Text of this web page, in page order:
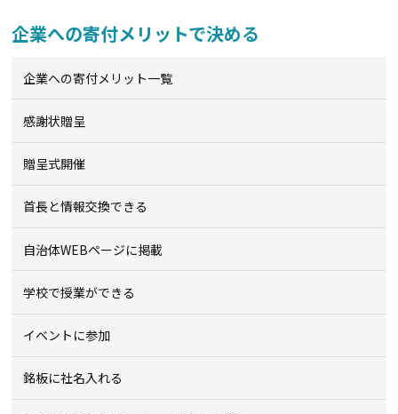
企業への寄付メリットで決める
企業への寄付メリット一覧
感謝状贈呈
贈呈式開催
首長と情報交換できる
自治体WEBページに掲載
学校で授業ができる
イベントに参加
銘板に社名入れる